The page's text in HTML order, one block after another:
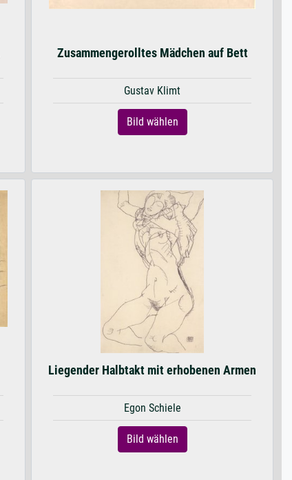
Zusammengerolltes Mädchen auf Bett
Gustav Klimt
Bild wählen
Liegender Halbtakt mit erhobenen Armen
Egon Schiele
Bild wählen